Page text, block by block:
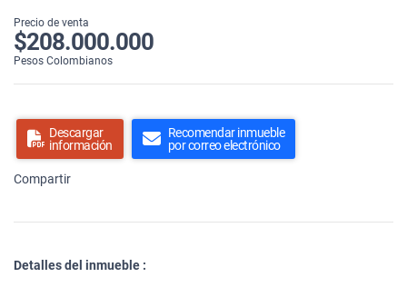
Precio de venta
$208.000.000
Pesos Colombianos
Descargar
información
Recomendar inmueble
por correo electrónico
Compartir
Detalles del inmueble :